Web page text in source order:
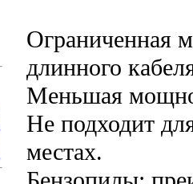
Ограниченная
длинного
Меньшая
Не подходит
местах.